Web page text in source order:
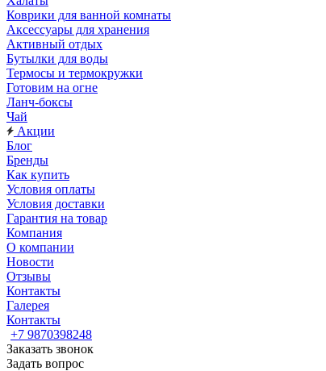
Коврики для ванной комнаты
Аксессуары для хранения
Активный отдых
Бутылки для воды
Термосы и термокружки
Готовим на огне
Ланч-боксы
Чай
Акции
Блог
Бренды
Как купить
Условия оплаты
Условия доставки
Гарантия на товар
Компания
О компании
Новости
Отзывы
Контакты
Галерея
Контакты
+7 9870398248
Заказать звонок
Задать вопрос